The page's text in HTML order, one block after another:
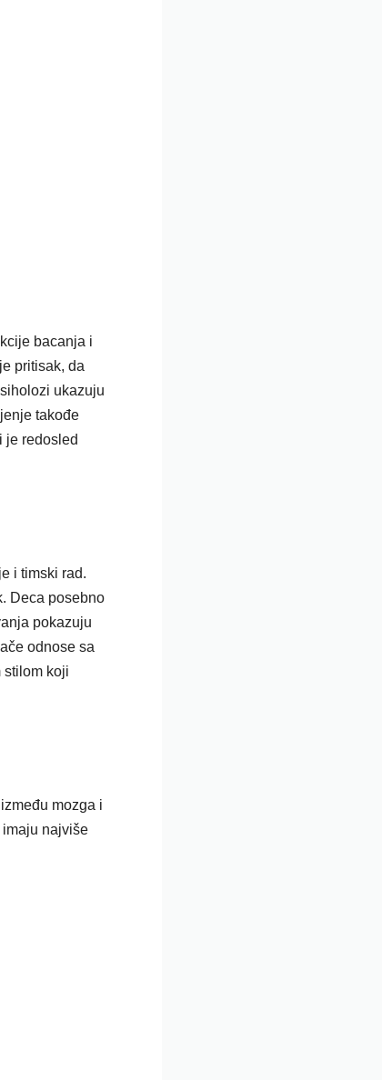
bacanja i
pritisak, da
ukazuju
takođe
je redosled
i timski rad.
Deca posebno
pokazuju
odnose sa
stilom koji
mozga i
najviše